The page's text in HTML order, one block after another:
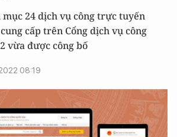
mục 24 dịch vụ công trực tuyến
cấp trên Cổng dịch vụ công
vừa được công bố
08:19